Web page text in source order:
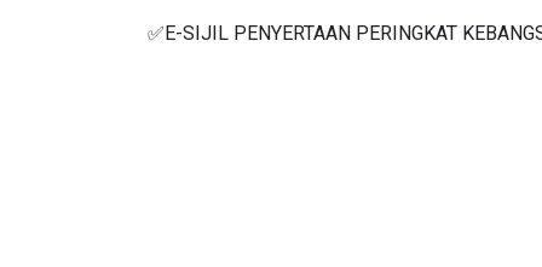
✅E-SIJIL PENYERTAAN PERINGKAT